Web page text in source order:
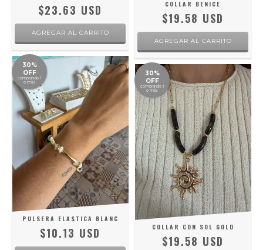
$23.63 USD COLLAR BENICE
$19.58 USD
30%
OFF
comprando 1
o más
PULSERA ELASTICA BLANC
$10.13 USD
30%
OFF
comprando 1
o más
COLLAR CON SOL GOLD
$19.58 USD